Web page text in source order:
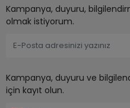
Kampanya, duyuru,
olmak istiyorum.
Kampanya, duyuru ve
için kayıt olun.